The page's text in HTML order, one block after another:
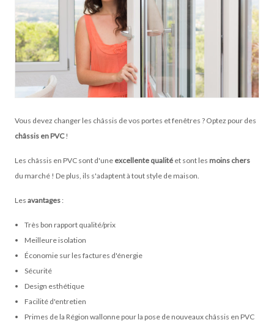
Vous devez changer les châssis de vos portes et fenêtres ? Optez pour des
châssis en PVC!
Les châssis en PVC sont d'une excellente qualité et sont les moins chers
du marché ! De plus, ils s'adaptent à tout style de maison.
Les avantages :
Très bon rapport qualité/prix
Meilleure isolation
Économie sur les factures d'énergie
Sécurité
Design esthétique
Facilité d'entretien
Primes de la Région wallonne pour la pose de nouveaux châssis en PVC